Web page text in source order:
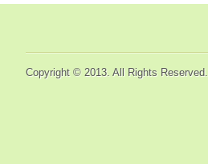
Copyright © 2013. All Rights Reserved.